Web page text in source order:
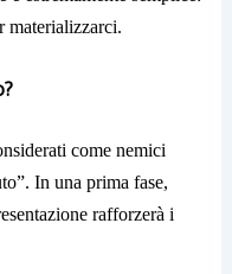
materializzarci.
come nemici
In una prima fase,
rafforzerà i